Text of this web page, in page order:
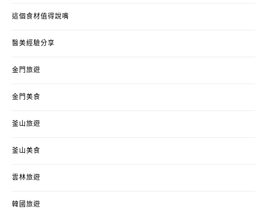
這個食材值得說嘴
醫美經驗分享
金門旅遊
金門美食
釜山旅遊
釜山美食
雲林旅遊
韓國旅遊